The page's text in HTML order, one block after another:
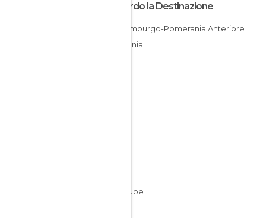
Riguardo la Destinazione
Meclemburgo-Pomerania Anteriore
Germania